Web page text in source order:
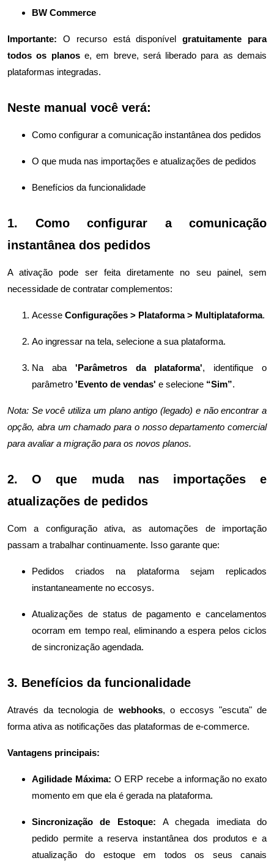
BW Commerce
Importante: O recurso está disponívelgratuitamente para
todos os planose, em breve, será liberado para as demais
plataformas integradas.
Neste manual você verá:
Como configurar a comunicação instantânea dos pedidos
O que muda nas importações e atualizações de pedidos
Benefícios da funcionalidade
1. Como configurar a comunicação
instantânea dos pedidos
A ativação pode ser feita diretamente no seu painel, sem
necessidade de contratar complementos:
Acesse Configurações > Plataforma > Multiplataforma.
Ao ingressar na tela, selecione a sua plataforma.
Na aba 'Parâmetros da plataforma', identifique o
parâmetro 'Evento de vendas' e selecione “Sim”.
Nota: Se você utiliza um plano antigo (legado) e não encontrar a
opção, abra um chamado para o nosso departamento comercial
para avaliar a migração para os novos planos.
2. O que muda nas importações e
atualizações de pedidos
Com a configuração ativa, as automações de importação
passam a trabalhar continuamente. Isso garante que:
Pedidos criados na plataforma sejam replicados
instantaneamente no eccosys.
Atualizações de status de pagamento e cancelamentos
ocorram em tempo real, eliminando a espera pelos ciclos
de sincronização agendada.
3. Benefícios da funcionalidade
Através da tecnologia de webhooks, o eccosys "escuta" de
forma ativa as notificações das plataformas de e-commerce.
Vantagens principais:
Agilidade Máxima: O ERP recebe a informação no exato
momento em que ela é gerada na plataforma.
Sincronização de Estoque: A chegada imediata do
pedido permite a reserva instantânea dos produtos e a
atualização do estoque em todos os seus canais